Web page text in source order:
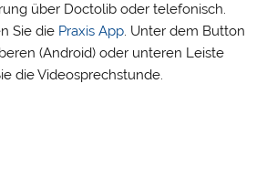
über Doctolib oder telefonisch.
Sie die Praxis App. Unter dem Button
(Android) oder unteren Leiste
die Videosprechstunde.